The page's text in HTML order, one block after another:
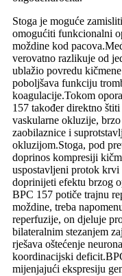
Stoga je moguće
omogućiti funkcionalni
moždine kod
verovatno razlikuje od
ublažio povredu
poboljšava funkciju
koagulacije.Tokom
157 također direktno
vaskularne okluzije,
zaobilaznice i
okluzijom.Stoga, pod
doprinos kompresiji
uspostavljeni protok
doprinijeti efektu brzog
BPC 157 potiče trajnu
moždine, treba
reperfuzije, on djeluje
bilateralnim stezanjem
rješava oštećenje
koordinacijski
mijenjajući ekspresiju